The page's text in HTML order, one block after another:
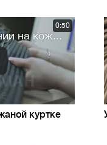
на кож...
0:50
куртке